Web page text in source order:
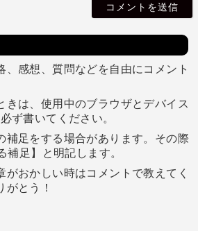
、感想、質問などを自由にコメント
きは、使用中のブラウザとデバイス
ず書いてください。
補足をする場合があります。その際
補足】と明記します。
がおかしい時はコメントで教えてく
がとう！